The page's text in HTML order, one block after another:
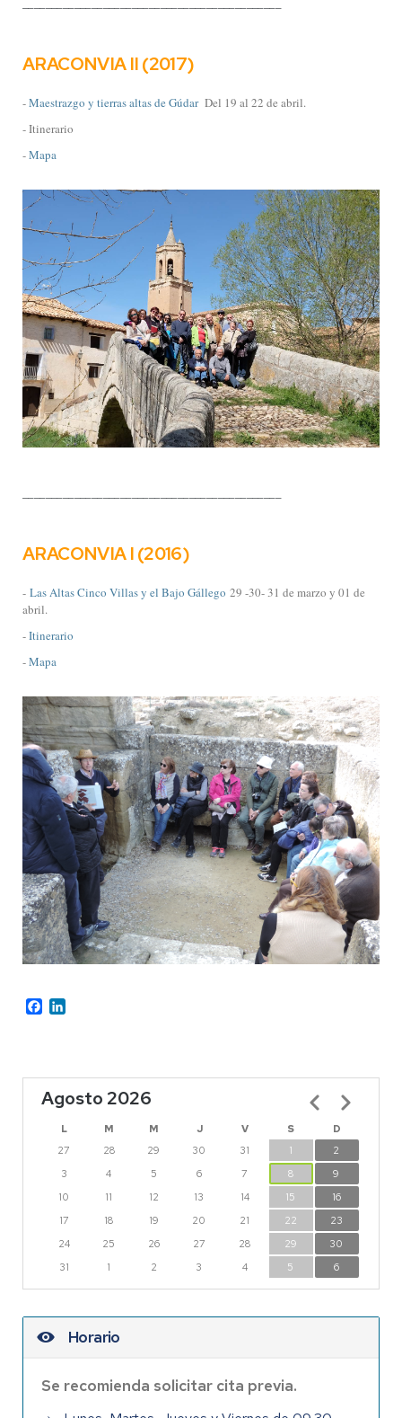
ARACONVIA II (2017)
-Maestrazgo y tierras altas de Gúdar Del 19 al 22 de abril.
- Itinerario
-Mapa
ARACONVIA I (2016)
- Las Altas Cinco Villas y el Bajo Gállego 29 -30- 31 de marzo y 01 de
abril.
-Itinerario
-Mapa
Facebook
Agosto 2026
L M M J V S
D
27
28 29 30 31 1
2
3
4 5 6 7 8
9
10
11 12 13 14 15
16
17
18 19 20 21 22
23
24
25 26 27 28 29
30
31
1 2 3 4 5 6
Paginación
Horario
Se recomienda solicitar cita previa.